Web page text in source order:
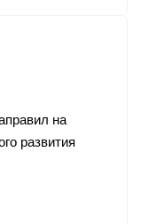
на
развития